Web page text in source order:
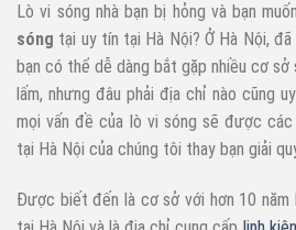
Lò vi sóng nhà bạn bị hỏng và bạn
sóng tại uy tín tại Hà Nội? Ở Hà Nội,
bạn có thể dễ dàng bắt gặp nhiều cơ
lấm, nhưng đâu phải địa chỉ nào cũng
mọi vấn đề của lò vi sóng sẽ được
tại Hà Nội của chúng tôi thay bạn giải
Được biết đến là cơ sở với hơn 10 năm